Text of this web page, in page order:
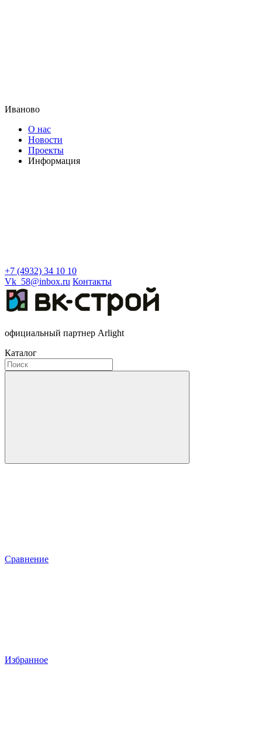
Иваново
О нас
Новости
Проекты
Информация
+7 (4932) 34 10 10
Vk_58@inbox.ru Контакты
официальный партнер Arlight
Каталог
Сравнение
Избранное